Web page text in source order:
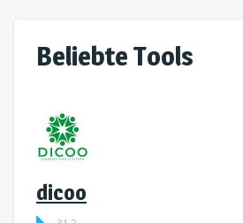
Beliebte Tools
dicoo